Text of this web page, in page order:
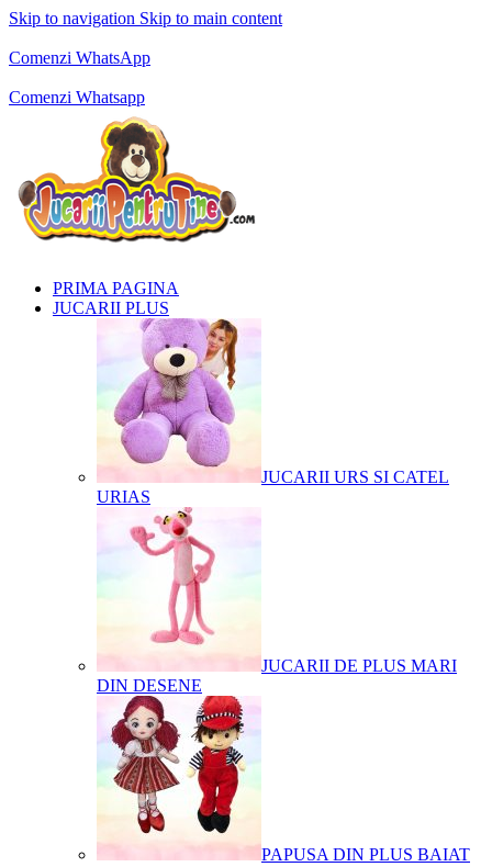
Skip to navigation Skip to main content
Comenzi WhatsApp
Comenzi Whatsapp
PRIMA PAGINA
JUCARII PLUS
JUCARII URS SI CATEL
URIAS
JUCARII DE PLUS MARI
DIN DESENE
PAPUSA DIN PLUS BAIAT